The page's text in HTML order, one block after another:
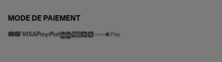
MODE DE PAIEMENT